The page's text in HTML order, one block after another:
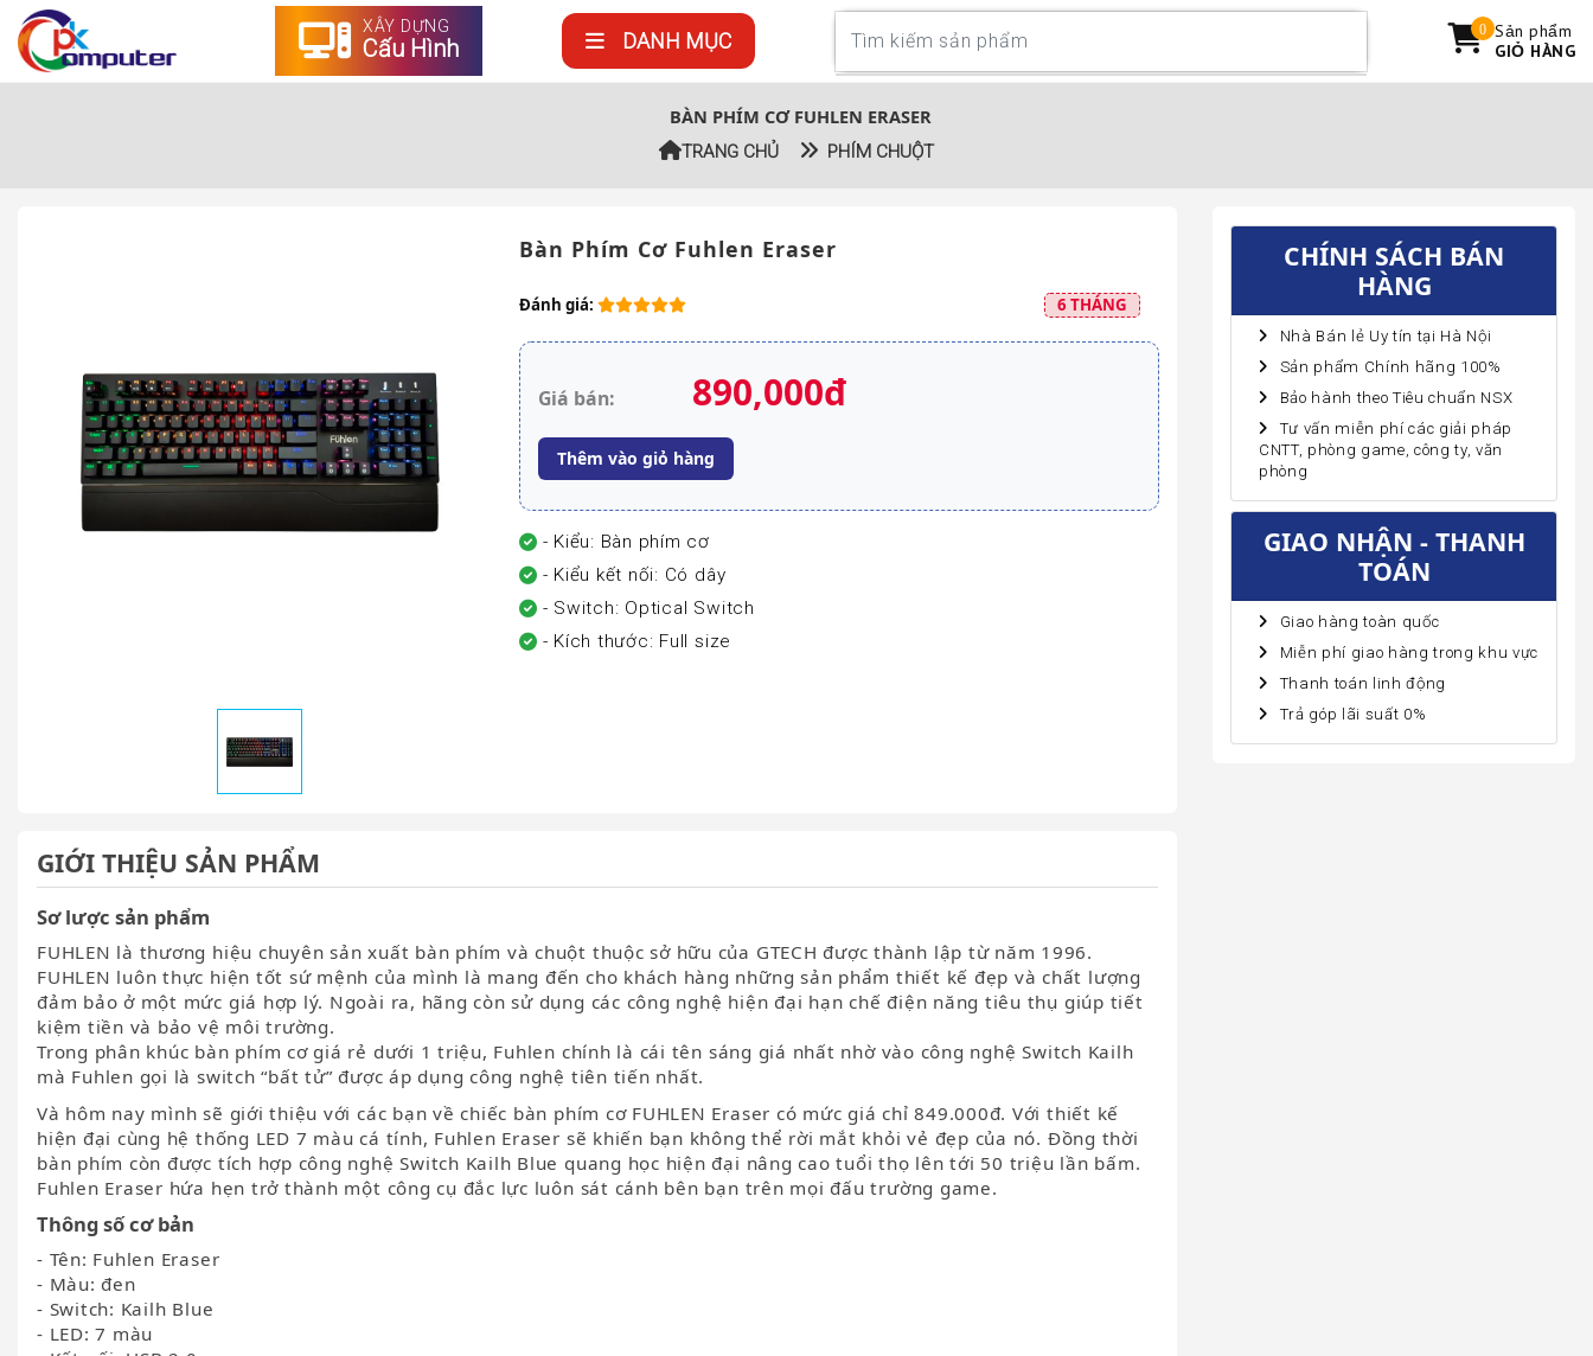
XÂY DỰNG
Cấu Hình DANH MỤC
Sản phẩm
GIỎ HÀNG
0
BÀN PHÍM CƠ FUHLEN ERASER
TRANG CHỦ PHÍM CHUỘT
Bàn Phím Cơ Fuhlen Eraser
Đánh giá: 6 THÁNG
Giá bán: 890,000đ
Thêm vào giỏ hàng
- Kiểu: Bàn phím cơ
- Kiểu kết nối: Có dây
- Switch: Optical Switch
- Kích thước: Full size
CHÍNH SÁCH BÁN
HÀNG
Nhà Bán lẻ Uy tín tại Hà Nội
Sản phẩm Chính hãng 100%
Bảo hành theo Tiêu chuẩn NSX
Tư vấn miễn phí các giải pháp
CNTT, phòng game, công ty, văn
phòng
GIAO NHẬN - THANH
TOÁN
Giao hàng toàn quốc
Miễn phí giao hàng trong khu vực
Thanh toán linh động
Trả góp lãi suất 0%
GIỚI THIỆU SẢN PHẨM
Sơ lược sản phẩm
FUHLEN là thương hiệu chuyên sản xuất bàn phím và chuột thuộc sở hữu của GTECH được thành lập từ năm 1996.
FUHLEN luôn thực hiện tốt sứ mệnh của mình là mang đến cho khách hàng những sản phẩm thiết kế đẹp và chất lượng
đảm bảo ở một mức giá hợp lý. Ngoài ra, hãng còn sử dụng các công nghệ hiện đại hạn chế điện năng tiêu thụ giúp tiết
kiệm tiền và bảo vệ môi trường.
Trong phân khúc bàn phím cơ giá rẻ dưới 1 triệu, Fuhlen chính là cái tên sáng giá nhất nhờ vào công nghệ Switch Kailh
mà Fuhlen gọi là switch “bất tử” được áp dụng công nghệ tiên tiến nhất.
Và hôm nay mình sẽ giới thiệu với các bạn về chiếc bàn phím cơ FUHLEN Eraser có mức giá chỉ 849.000đ. Với thiết kế
hiện đại cùng hệ thống LED 7 màu cá tính, Fuhlen Eraser sẽ khiến bạn không thể rời mắt khỏi vẻ đẹp của nó. Đồng thời
bàn phím còn được tích hợp công nghệ Switch Kailh Blue quang học hiện đại nâng cao tuổi thọ lên tới 50 triệu lần bấm.
Fuhlen Eraser hứa hẹn trở thành một công cụ đắc lực luôn sát cánh bên bạn trên mọi đấu trường game.
Thông số cơ bản
- Tên: Fuhlen Eraser
- Màu: đen
- Switch: Kailh Blue
- LED: 7 màu